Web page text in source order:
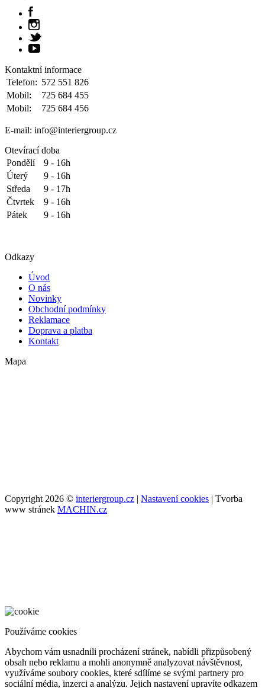
Kontaktní informace
Telefon: 572 551 826
Mobil:
725 684 455
Mobil:
725 684 456
E-mail: info@interiergroup.cz
Otevírací doba
Pondělí
9 - 16h
Úterý
9 - 16h
Středa
9 - 17h
Čtvrtek
9 - 16h
Pátek
9 - 16h
Odkazy
Úvod
O nás
Novinky
Obchodní podmínky
Reklamace
Doprava a platba
Kontakt
Mapa
Copyright 2026 © interiergroup.cz | Nastavení cookies | Tvorba
www stránek MACHIN.cz
Používáme cookies
Abychom vám usnadnili procházení stránek, nabídli přizpůsobený
obsah nebo reklamu a mohli anonymně analyzovat návštěvnost,
využíváme soubory cookies, které sdílíme se svými partnery pro
sociální média, inzerci a analýzu. Jejich nastavení upravíte odkazem